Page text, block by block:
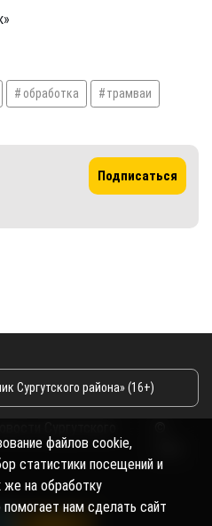
обработка трамваи
Подписаться
Сургутского района» (16+)
файлов cookie,
статистики посещений и
же на обработку
нам сделать сайт